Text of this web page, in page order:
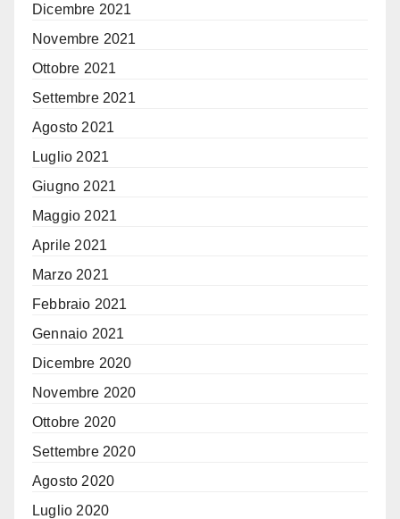
Dicembre 2021
Novembre 2021
Ottobre 2021
Settembre 2021
Agosto 2021
Luglio 2021
Giugno 2021
Maggio 2021
Aprile 2021
Marzo 2021
Febbraio 2021
Gennaio 2021
Dicembre 2020
Novembre 2020
Ottobre 2020
Settembre 2020
Agosto 2020
Luglio 2020